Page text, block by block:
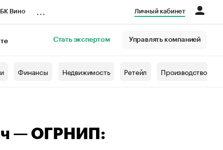
Вино Личный кабинет
Стать экспертом Управлять компанией
Финансы Недвижимость Ретейл Производство
— ОГРНИП: